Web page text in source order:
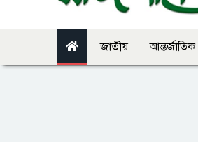
জাতীয় আন্তর্জাতিক